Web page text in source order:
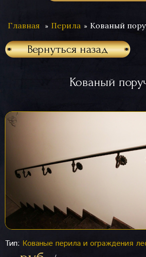
Главная Перила Кованый
Вернуться назад
Кованый
Тип: Кованые перила и ограждения